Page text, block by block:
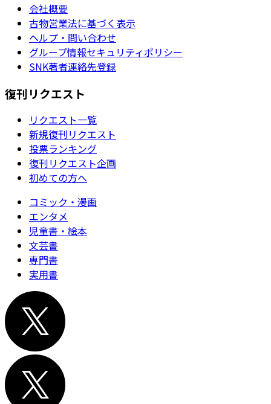
会社概要
古物営業法に基づく表示
ヘルプ・問い合わせ
グループ情報セキュリティポリシー
SNK著者連絡先登録
復刊リクエスト
リクエスト一覧
新規復刊リクエスト
投票ランキング
復刊リクエスト企画
初めての方へ
コミック・漫画
エンタメ
児童書・絵本
文芸書
専門書
実用書